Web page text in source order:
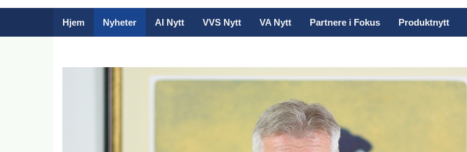
Hjem Nyheter AI Nytt VVS Nytt VA Nytt Partnere i Fokus Produktnytt